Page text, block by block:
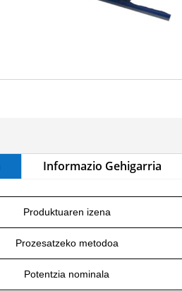
Informazio Gehigarria
Produktuaren izena
Prozesatzeko metodoa
Potentzia nominala